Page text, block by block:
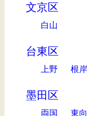
文京区
白山
台東区
上野 根岸
墨田区
両国 東